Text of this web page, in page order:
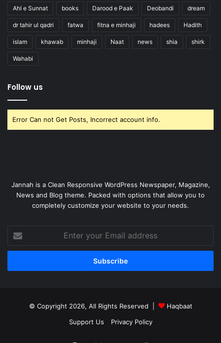
Ahl e Sunnat books Darood e Paak Deobandi dream
dr tahir ul qadri fatwa fitna e minhaji hadees Hadith
islam khawab minhaji Naat news shia shirk
Wahabi
Follow us
Error Can not Get Posts, Incorrect account info.
Jannah is a Clean Responsive WordPress Newspaper, Magazine,
News and Blog theme. Packed with options that allow you to
completely customize your website to your needs.
your
Email
© Copyright 2026, All Rights Reserved |
Haqbaat
Support Us
Privacy Policy